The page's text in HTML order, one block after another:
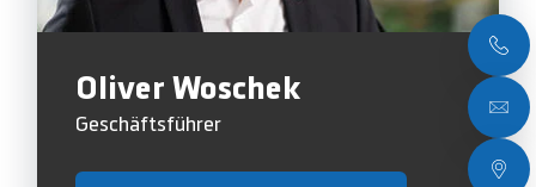
Oliver Woschek
Geschäftsführer